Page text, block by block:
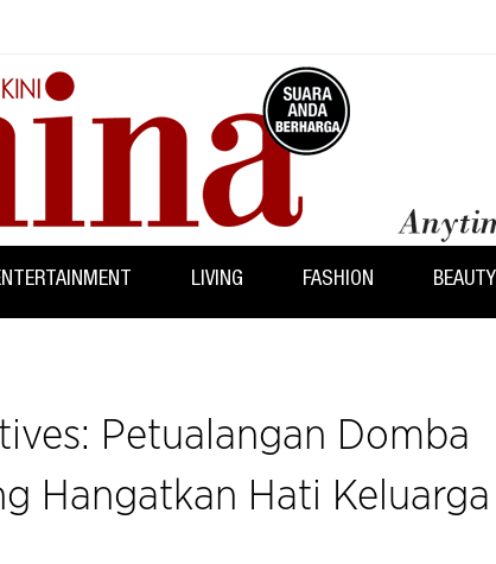
LIVING FASHION BEAUTY
Petualangan Domba
Hangatkan Hati Keluarga